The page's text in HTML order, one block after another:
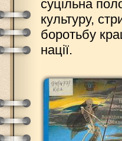
суцільна
культуру,
боротьбу
нації.